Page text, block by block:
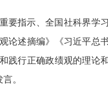
要指示、全国社科界学
论述摘编》《习近平总
践行正确政绩观的理论和
。